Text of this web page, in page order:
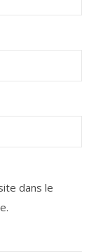
dans le